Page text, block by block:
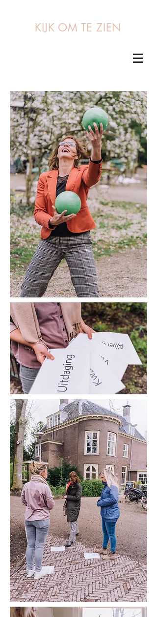
KIJK OM TE ZIEN